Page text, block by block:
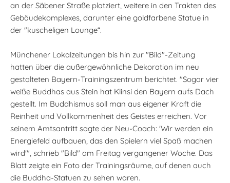
an der Säbener Straße platziert, weitere in den Trakten des
Gebäudekomplexes, darunter eine goldfarbene Statue in
der "kuscheligen Lounge“.
Münchener Lokalzeitungen bis hin zur "Bild"-Zeitung
hatten über die außergewöhnliche Dekoration im neu
gestalteten Bayern-Trainingszentrum berichtet. "Sogar vier
weiße Buddhas aus Stein hat Klinsi den Bayern aufs Dach
gestellt. Im Buddhismus soll man aus eigener Kraft die
Reinheit und Vollkommenheit des Geistes erreichen. Vor
seinem Amtsantritt sagte der Neu-Coach: 'Wir werden ein
Energiefeld aufbauen, das den Spielern viel Spaß machen
wird'", schrieb "Bild" am Freitag vergangener Woche. Das
Blatt zeigte ein Foto der Trainingsräume, auf denen auch
die Buddha-Statuen zu sehen waren.